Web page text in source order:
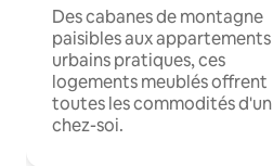
Des cabanes de montagne
paisibles aux appartements
urbains pratiques, ces
logements meublés offrent
toutes les commodités d'un
chez-soi.